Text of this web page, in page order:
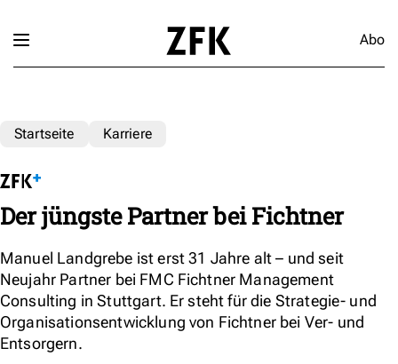
Abo
Startseite Karriere
Der jüngste Partner bei Fichtner
Manuel Landgrebe ist erst 31 Jahre alt – und seit
Neujahr Partner bei FMC Fichtner Management
Consulting in Stuttgart. Er steht für die Strategie- und
Organisationsentwicklung von Fichtner bei Ver- und
Entsorgern.